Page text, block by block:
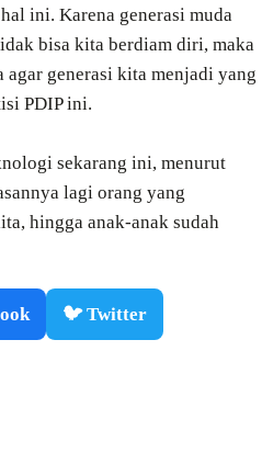
ini. Karena generasi muda
bisa kita berdiam diri, maka
agar generasi kita menjadi yang
PDIP ini.
sekarang ini, menurut
lagi orang yang
hingga anak-anak sudah
🐦 Twitter